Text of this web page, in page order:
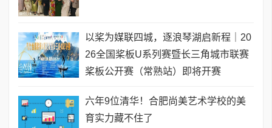
以桨为媒联四城，逐浪琴湖启新程｜20
26全国桨板U系列赛暨长三角城市联赛
桨板公开赛（常熟站）即将开赛
六年9位清华！合肥尚美艺术学校的美
育实力藏不住了